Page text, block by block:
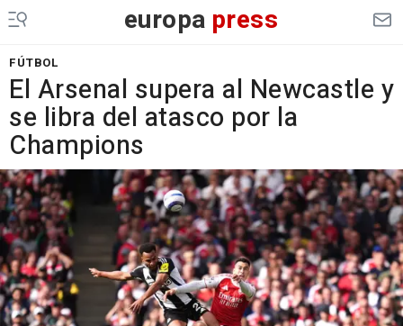
europa press
FÚTBOL
El Arsenal supera al Newcastle y
se libra del atasco por la
Champions